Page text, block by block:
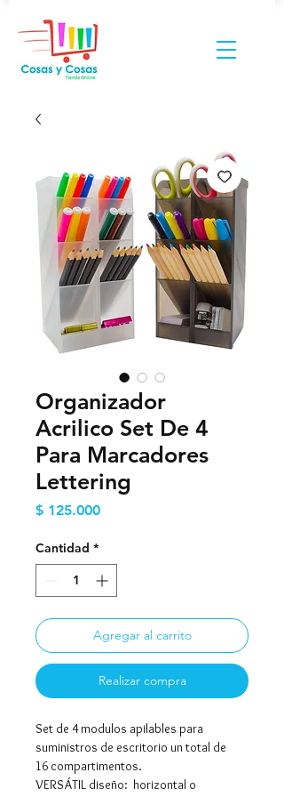
Organizador
Acrilico Set De 4
Para Marcadores
Lettering
$ 125.000Precio
Cantidad *
Agregar al carrito
Realizar compra
Set de 4 modulos apilables para
suministros de escritorio un total de
16 compartimentos.
VERSÁTIL diseño: horizontal o